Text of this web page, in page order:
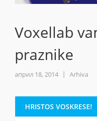
Voxellab
praznike
април 18, 2014 Arhiva
HRISTOS VOSKRESE!